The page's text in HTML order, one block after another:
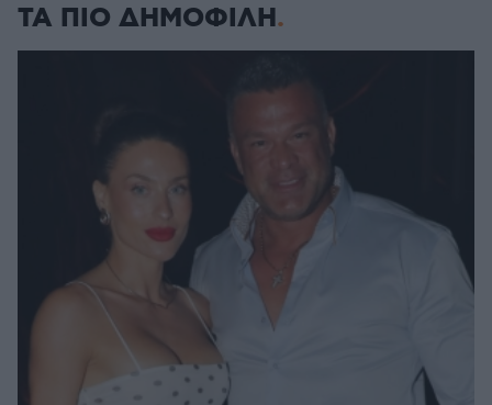
ΤΑ ΠΙΟ ΔΗΜΟΦΙΛΗ